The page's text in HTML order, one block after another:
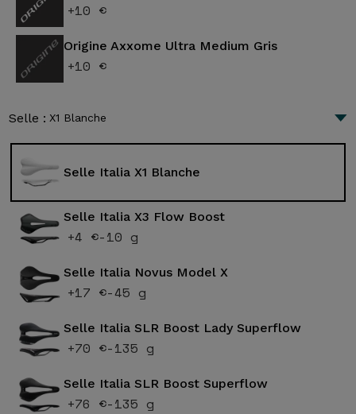
+10 €
Origine Axxome Ultra Medium Gris
+10 €
Selle : X1 Blanche
Selle Italia X1 Blanche
Selle Italia X3 Flow Boost
+4 €-10 g
Selle Italia Novus Model X
+17 €-45 g
Selle Italia SLR Boost Lady Superflow
+70 €-135 g
Selle Italia SLR Boost Superflow
+76 €-135 g